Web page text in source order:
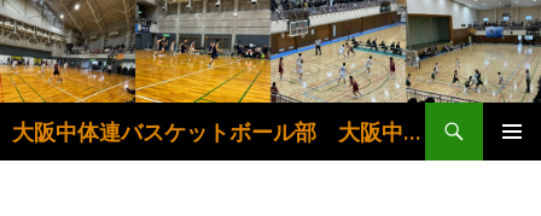
大阪中体連バスケットボール部 大阪中学生バスケットボール連盟
検
索